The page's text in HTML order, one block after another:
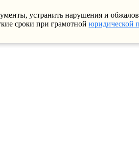
устранить нарушения и
сроки при грамотной юридической